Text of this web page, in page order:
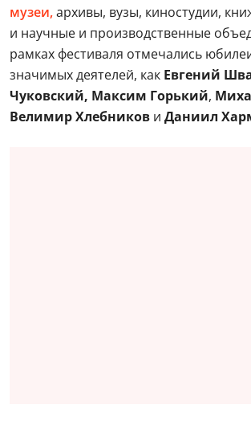
музеи,архивы, вузы, киностудии,
и научные и производственные
рамках фестиваля отмечались
значимых деятелей, как Евгений
Чуковский, Максим Горький,
Велимир Хлебников и Даниил